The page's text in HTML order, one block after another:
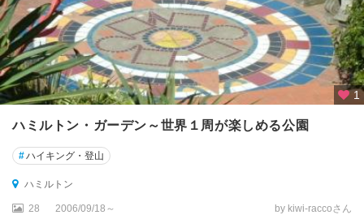
1
ハミルトン・ガーデン～世界１周が楽しめる公園
#ハイキング・登山
ハミルトン
28 2006/09/18～ by kiwi-raccoさん